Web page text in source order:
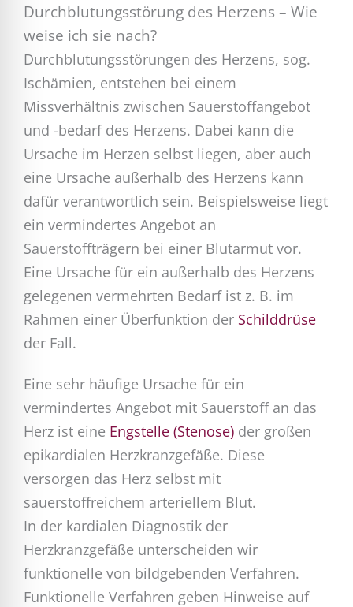
Durchblutungsstörung des Herzens – Wie
weise ich sie nach?
Durchblutungsstörungen des Herzens, sog.
Ischämien, entstehen bei einem
Missverhältnis zwischen Sauerstoffangebot
und -bedarf des Herzens. Dabei kann die
Ursache im Herzen selbst liegen, aber auch
eine Ursache außerhalb des Herzens kann
dafür verantwortlich sein. Beispielsweise liegt
ein vermindertes Angebot an
Sauerstoffträgern bei einer Blutarmut vor.
Eine Ursache für ein außerhalb des Herzens
gelegenen vermehrten Bedarf ist z. B. im
Rahmen einer Überfunktion der Schilddrüse
der Fall.
Eine sehr häufige Ursache für ein
vermindertes Angebot mit Sauerstoff an das
Herz ist eine Engstelle (Stenose) der großen
epikardialen Herzkranzgefäße. Diese
versorgen das Herz selbst mit
sauerstoffreichem arteriellem Blut.
In der kardialen Diagnostik der
Herzkranzgefäße unterscheiden wir
funktionelle von bildgebenden Verfahren.
Funktionelle Verfahren geben Hinweise auf